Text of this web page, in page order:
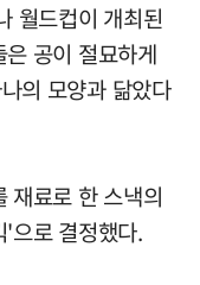
월드컵이 개최된
공이 절묘하게
의 모양과 닮았다
재료로 한 스낵의
으로 결정했다.